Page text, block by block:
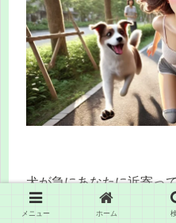
犬が急にあなたに近寄っ
想外の出来事や驚きが近
メニュー ホーム